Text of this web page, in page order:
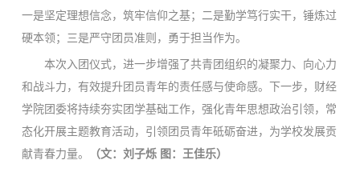
一是坚定理想信念，筑牢信仰之基；二是勤学笃行实干，锤炼过
硬本领；三是严守团员准则，勇于担当作为。
本次入团仪式，进一步增强了共青团组织的凝聚力、向心力
和战斗力，有效提升团员青年的责任感与使命感。下一步，财经
学院团委将持续夯实团学基础工作，强化青年思想政治引领，常
态化开展主题教育活动，引领团员青年砥砺奋进，为学校发展贡
献青春力量。
（文：刘子烁 图：王佳乐）